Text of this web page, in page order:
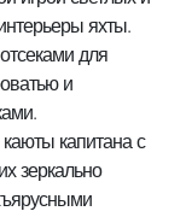
яхты.
для
и
каюты капитана с
зеркально